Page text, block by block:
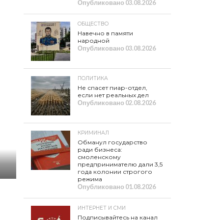
Опубликовано03.08.2026
ОБЩЕСТВО
Навечно в памяти
народной
Опубликовано03.08.2026
ПОЛИТИКА
Не спасет пиар-отдел,
если нет реальных дел
Опубликовано02.08.2026
КРИМИНАЛ
Обманул государство
ради бизнеса:
смоленскому
предпринимателю дали 3,5
года колонии строгого
режима
Опубликовано01.08.2026
ИНТЕРНЕТ И СМИ
Подписывайтесь на канал